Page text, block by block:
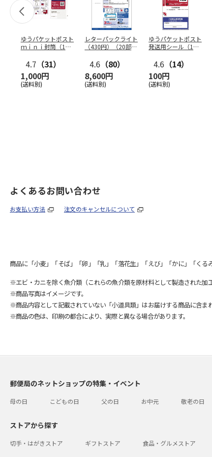
ゆうパケットポスト
ｍｉｎｉ封筒（1個
4.7 （31）
1,000円
(送料別)
レターパックライト
（430円）（20部セ
4.6 （80）
8,600円
(送料別)
ゆうパケットポスト
発送用シール（1個
4.6 （14）
100円
(送料別)
よくあるお問い合わせ
お支払い方法 注文のキャンセルについて
商品に「小麦」「そば」「卵」「乳」「落花生」「えび」「かに」「くる
※エビ・カニを除く魚介類（これらの魚介類を原材料として製造された加
※商品写真はイメージです。
※商品内容として記載されていない「小道具類」はお届けする商品に含ま
※商品の色は、印刷の都合により、実際と異なる場合があります。
郵便局のネットショップの特集・イベント
母の日 こどもの日 父の日 お中元 敬老の日
ストアから探す
切手・はがきストア ギフトストア 食品・グルメストア